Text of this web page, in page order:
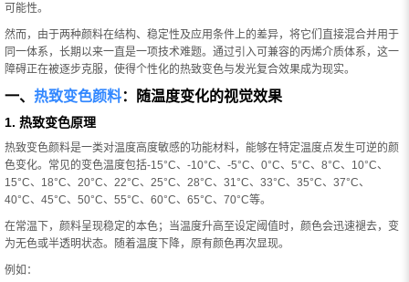
可能性。
然而，由于两种颜料在结构、稳定性及应用条件上的差异，将它们直接混合并用于
同一体系，长期以来一直是一项技术难题。通过引入可兼容的丙烯介质体系，这一
障碍正在被逐步克服，使得个性化的热致变色与发光复合效果成为现实。
一、 热致变色颜料：随温度变化的视觉效果
1. 热致变色原理
热致变色颜料是一类对温度高度敏感的功能材料，能够在特定温度点发生可逆的颜
色变化。常见的变色温度包括-15°C、-10°C、-5°C、0°C、5°C、8°C、10°C、
15°C、18°C、20°C、22°C、25°C、28°C、31°C、33°C、35°C、37°C、
40°C、45°C、50°C、55°C、60°C、65°C、70°C等。
在常温下，颜料呈现稳定的本色；当温度升高至设定阈值时，颜色会迅速褪去，变
为无色或半透明状态。随着温度下降，原有颜色再次显现。
例如：